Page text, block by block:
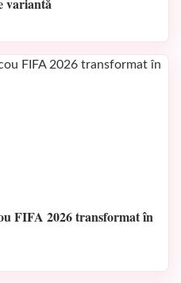
variantă
FIFA 2026 transformat în